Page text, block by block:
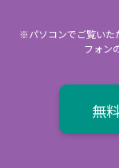
※パソコンでご覧いた
フォン
無